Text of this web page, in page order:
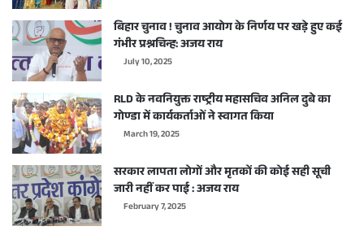
बिहार चुनाव ! चुनाव आयोग के निर्णय पर खड़े हुए कई
गंभीर प्रश्नचिन्ह: अजय राय
July 10, 2025
RLD के नवनियुक्त राष्ट्रीय महासचिव अनिल दुबे का
गोण्डा में कार्यकर्ताओं ने स्वागत किया
March 19, 2025
सरकार लापता लोगों और मृतकों की कोई सही सूची
जारी नहीं कर पाई : अजय राय
February 7, 2025